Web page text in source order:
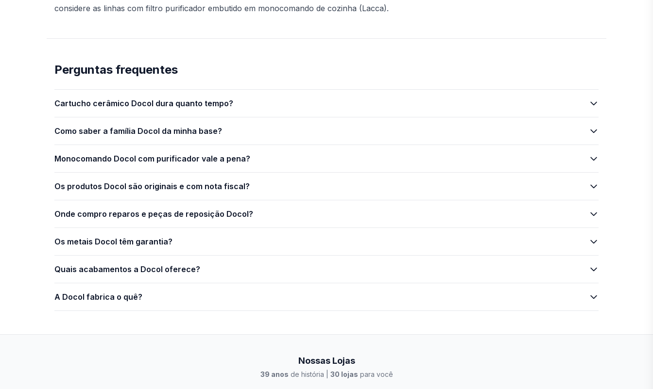
considere as linhas com filtro purificador embutido em monocomando de cozinha (Lacca).
Perguntas frequentes
Cartucho cerâmico Docol dura quanto tempo?
Como saber a família Docol da minha base?
Monocomando Docol com purificador vale a pena?
Os produtos Docol são originais e com nota fiscal?
Onde compro reparos e peças de reposição Docol?
Os metais Docol têm garantia?
Quais acabamentos a Docol oferece?
A Docol fabrica o quê?
Nossas Lojas
39 anos de história | 30 lojas para você
Elevato Xangri-Lá